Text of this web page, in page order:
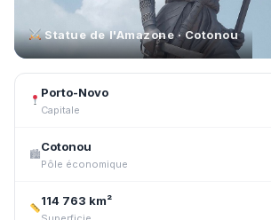
Statue de l'Amazone · Cotonou
Porto-Novo
Capitale
🏙
Cotonou
Pôle économique
114 763 km²